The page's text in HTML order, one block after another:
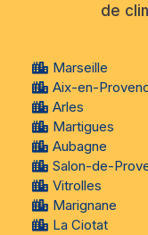
de
Marseille
Aix-en-
Arles
Martigues
Aubagne
Salon-de-
Vitrolles
Marignane
La Ciotat